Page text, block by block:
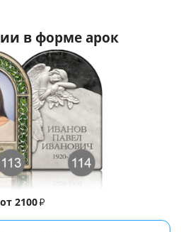
в форме арок
от 2100₽